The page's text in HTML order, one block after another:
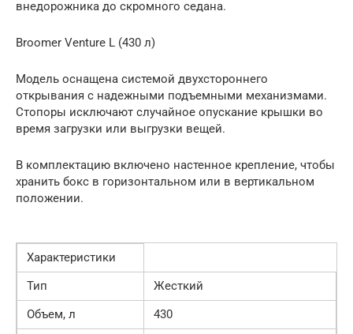
внедорожника до скромного седана.
Broomer Venture L (430 л)
Модель оснащена системой двухстороннего
открывания с надежными подъемными механизмами.
Стопоры исключают случайное опускание крышки во
время загрузки или выгрузки вещей.
В комплектацию включено настенное крепление, чтобы
хранить бокс в горизонтальном или в вертикальном
положении.
Характеристики
Тип
Жесткий
Объем, л
430